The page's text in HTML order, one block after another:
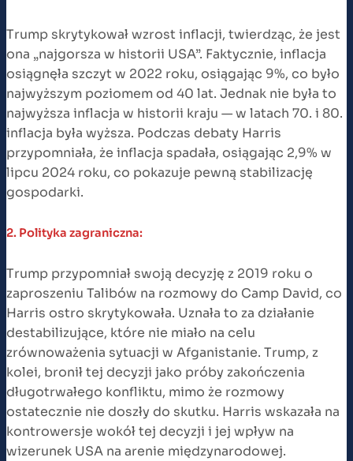
Trump skrytykował wzrost inflacji, twierdząc, że jest
ona „najgorsza w historii USA”. Faktycznie, inflacja
osiągnęła szczyt w 2022 roku, osiągając 9%, co było
najwyższym poziomem od 40 lat. Jednak nie była to
najwyższa inflacja w historii kraju — w latach 70. i 80.
inflacja była wyższa. Podczas debaty Harris
przypomniała, że inflacja spadała, osiągając 2,9% w
lipcu 2024 roku, co pokazuje pewną stabilizację
gospodarki​.
2. Polityka zagraniczna:
Trump przypomniał swoją decyzję z 2019 roku o
zaproszeniu Talibów na rozmowy do Camp David, co
Harris ostro skrytykowała. Uznała to za działanie
destabilizujące, które nie miało na celu
zrównoważenia sytuacji w Afganistanie. Trump, z
kolei, bronił tej decyzji jako próby zakończenia
długotrwałego konfliktu, mimo że rozmowy
ostatecznie nie doszły do skutku. Harris wskazała na
kontrowersje wokół tej decyzji i jej wpływ na
wizerunek USA na arenie międzynarodowej​.